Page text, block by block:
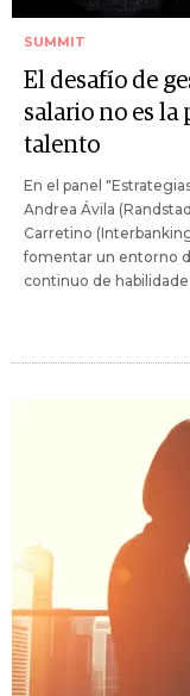
SUMMIT
El desafío de
salario no es
talento
En el panel
Andrea Ávila
Carretino
fomentar un entorno
continuo de